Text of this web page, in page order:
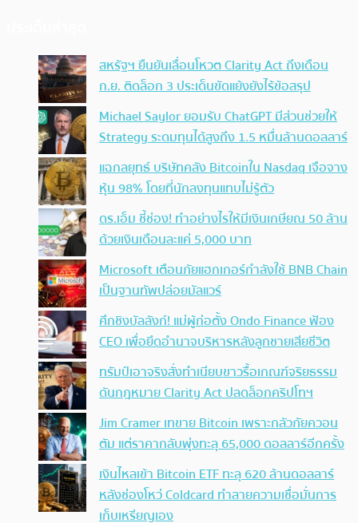
สหรัฐฯ ยืนยันเลื่อนโหวต Clarity Act ถึงเดือน
ก.ย. ติดล็อก 3 ประเด็นขัดแย้งยังไร้ข้อสรุป
Michael Saylor ยอมรับ ChatGPT มีส่วนช่วยให้
Strategy ระดมทุนได้สูงถึง 1.5 หมื่นล้านดอลลาร์
แฉกลยุทธ์ บริษัทคลัง Bitcoinใน Nasdaq เจือจาง
หุ้น 98% โดยที่นักลงทุนแทบไม่รู้ตัว
ดร.เอ็ม ชี้ช่อง! ทำอย่างไรให้มีเงินเกษียณ 50 ล้าน
ด้วยเงินเดือนละแค่ 5,000 บาท
Microsoft เตือนภัยแฮกเกอร์กำลังใช้ BNB Chain
เป็นฐานทัพปล่อยมัลแวร์
ศึกชิงบัลลังก์! แม่ผู้ก่อตั้ง Ondo Finance ฟ้อง
CEO เพื่อยึดอำนาจบริหารหลังลูกชายเสียชีวิต
ทรัมป์เอาจริง สั่งทำเนียบขาวรื้อเกณฑ์จริยธรรม
ดันกฎหมาย Clarity Act ปลดล็อกคริปโทฯ
Jim Cramer เทขาย Bitcoin เพราะกลัวภัยควอน
ตัม แต่ราคากลับพุ่งทะลุ 65,000 ดอลลาร์อีกครั้ง
เงินไหลเข้า Bitcoin ETF ทะลุ 620 ล้านดอลลาร์
หลังช่องโหว่ Coldcard ทำลายความเชื่อมั่นการ
เก็บเหรียญเอง